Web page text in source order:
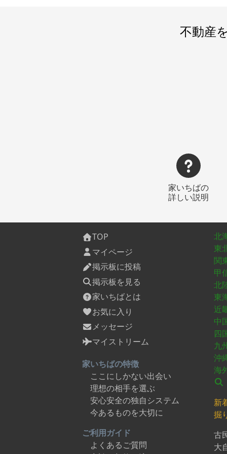
不動産
家いちばの
詳しい説明
TOP
マイページ
掲示板に投稿
掲示板を見る
家いちばとは
お気に入り
メッセージ
マイストリーム
家いちばの特徴
ここにしかない出会い
理想の相手を選ぶ
安心安全の独自システム
今あるものを大切に
ご利用ガイド
よくあるご質問
北
東
関
甲
北
東
近
中
四
九
沖
海
新
掘
古
大